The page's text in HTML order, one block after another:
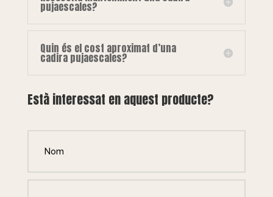
pujaescales?
Quin és el cost aproximat d’una
cadira pujaescales?
Està interessat en aquest producte?